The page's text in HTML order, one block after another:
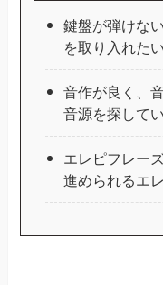
鍵盤が弾けな
を取り入れたい
音作が良く、
音源を探して
エレピフレー
進められるエ